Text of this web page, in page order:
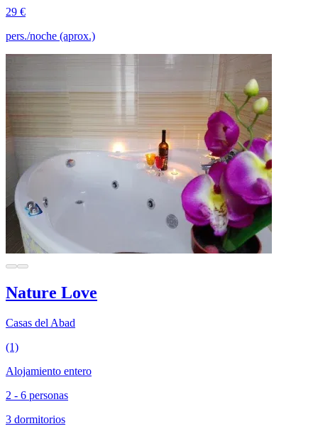
29 €
pers./noche (aprox.)
Nature Love
Casas del Abad
(1)
Alojamiento entero
2 - 6 personas
3 dormitorios